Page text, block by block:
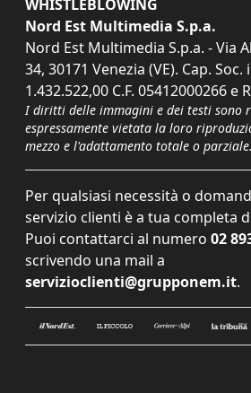
WHISTLEBLOWING
Nord Est Multimedia S.p.a.
Nord Est Multimedia S.p.a. - Via
34, 30171 Venezia (VE). Cap. Soc.
1.432.522,00 C.F. 05412000266 e
I diritti delle immagini e dei testi sono
espressamente vietata la loro
mezzo e l'adattamento totale o parziale.
Per qualsiasi necessità o
servizio clienti è a tua completa
Puoi contattarci al numero 02
scrivendo una mail a
servizioclienti@grupponem.it.